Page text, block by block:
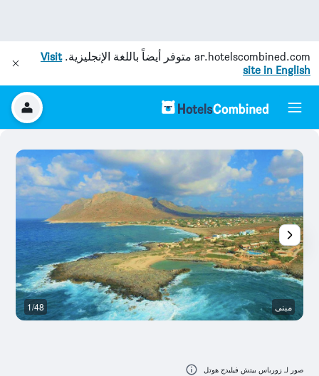
ar.hotelscombined.com متوفر أيضاً باللغة الإنجليزية.Visit
site in English
مبنى 1/48
صور لـ زورباس بيتش فيليدج هوتل